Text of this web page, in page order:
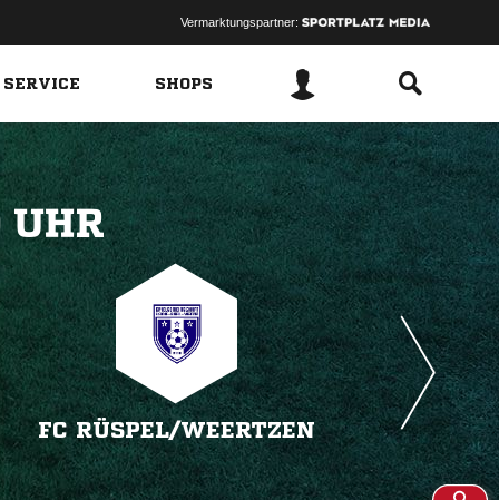
Vermarktungspartner:
SHOPS

FC RÜSPEL/​WEERTZEN